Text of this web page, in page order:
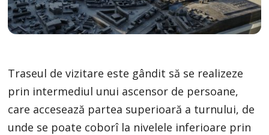
Traseul de vizitare este gândit să se realizeze
prin intermediul unui ascensor de persoane,
care accesează partea superioară a turnului, de
unde se poate coborî la nivelele inferioare prin